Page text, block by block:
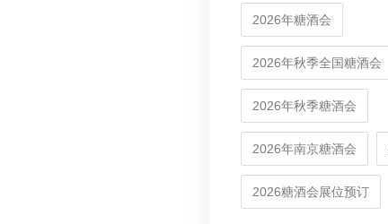
2026年糖酒会
2026年秋季全国糖酒会
2026年秋季糖酒会
2026年南京糖酒会
2026糖酒会展位预订